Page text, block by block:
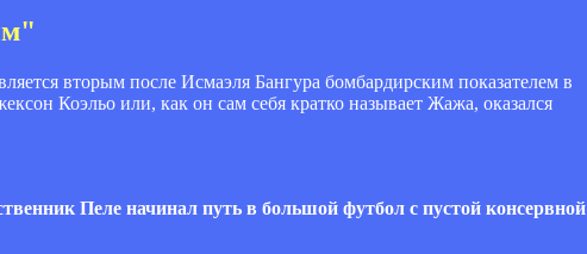
вторым после Исмаэля Бангура бомбардирским показателем в
Коэльо или, как он сам себя кратко называет Жажа, оказался
Пеле начинал путь в большой футбол с пустой консервной